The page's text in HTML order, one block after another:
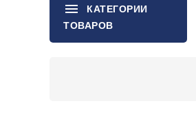
КАТЕГОРИИ
ТОВАРОВ